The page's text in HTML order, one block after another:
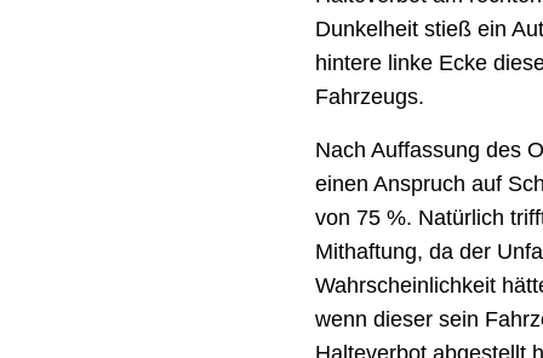
Dunkelheit stieß ein
hintere linke Ecke
Fahrzeugs.
Nach Auffassung des
einen Anspruch auf
von 75 %. Natürlich
Mithaftung, da der
Wahrscheinlichkeit
wenn dieser sein
Halteverbot abgestellt